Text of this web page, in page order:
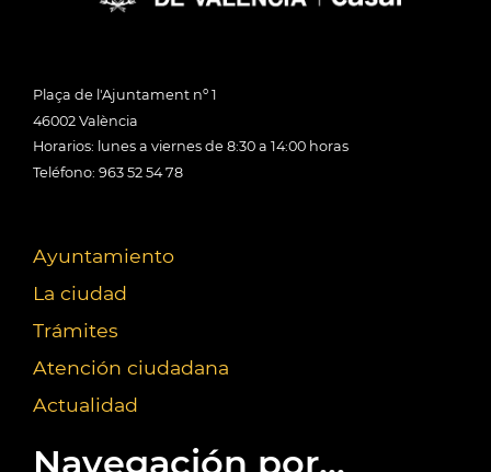
Plaça de l'Ajuntament nº 1
46002 València
Horarios: lunes a viernes de 8:30 a 14:00 horas
Teléfono: 963 52 54 78
Ayuntamiento
La ciudad
Trámites
Atención ciudadana
Actualidad
Navegación por...